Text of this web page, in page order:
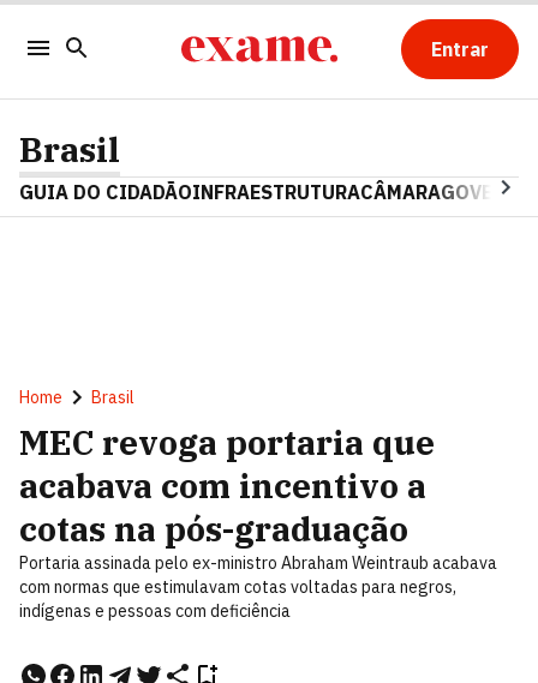
Entrar
Brasil
GUIA DO CIDADÃOINFRAESTRUTURACÂMARAGOVERNO
Home Brasil
MEC revoga portaria que
acabava com incentivo a
cotas na pós-graduação
Portaria assinada pelo ex-ministro Abraham Weintraub acabava
com normas que estimulavam cotas voltadas para negros,
indígenas e pessoas com deficiência